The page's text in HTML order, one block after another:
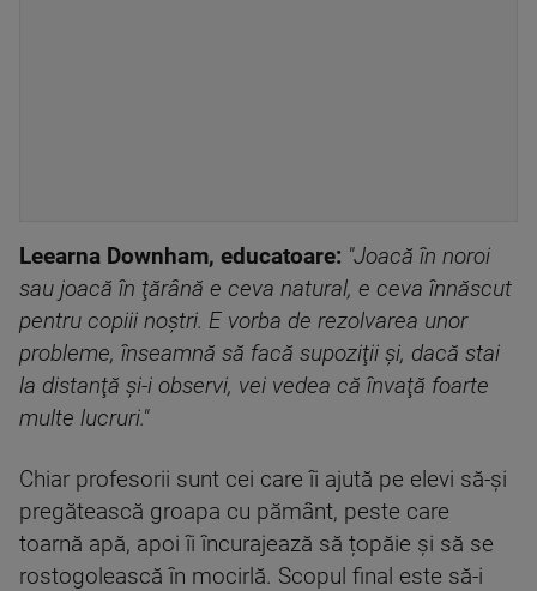
Leearna Downham, educatoare: "Joacă în noroi
sau joacă în ţărână e ceva natural, e ceva înnăscut
pentru copiii noştri. E vorba de rezolvarea unor
probleme, înseamnă să facă supoziţii şi, dacă stai
la distanţă şi-i observi, vei vedea că învaţă foarte
multe lucruri."
Chiar profesorii sunt cei care îi ajută pe elevi să-şi
pregătească groapa cu pământ, peste care
toarnă apă, apoi îi încurajează să țopăie şi să se
rostogolească în mocirlă. Scopul final este să-i